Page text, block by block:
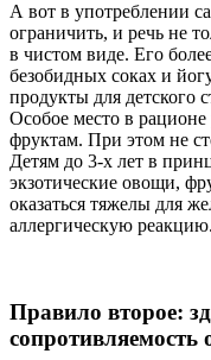
А вот в употреблении
ограничить, и речь не
в чистом виде. Его
безобидных соках и
продукты для детского
Особое место в
фруктам. При этом не
Детям до 3-х лет в
экзотические овощи,
оказаться тяжелы для
аллергическую реакцию.
Правило второе:
сопротивляемость